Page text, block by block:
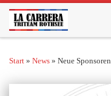
Zum Inhalt springen
Start » News » Neue